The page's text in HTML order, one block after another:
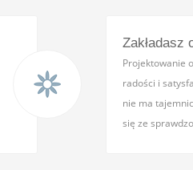
Zakładasz
Projektowanie
radości i
nie ma
się ze